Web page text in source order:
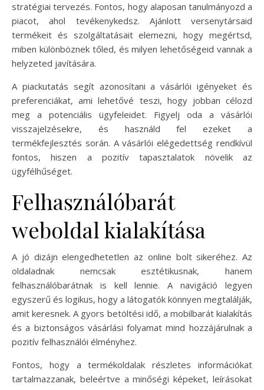
stratégiai tervezés. Fontos, hogy alaposan tanulmányozd a
piacot, ahol tevékenykedsz. Ajánlott versenytársaid
termékeit és szolgáltatásait elemezni, hogy megértsd,
miben különböznek tőled, és milyen lehetőségeid vannak a
helyzeted javítására.
A piackutatás segít azonosítani a vásárlói igényeket és
preferenciákat, ami lehetővé teszi, hogy jobban célozd
meg a potenciális ügyfeleidet. Figyelj oda a vásárlói
visszajelzésekre, és használd fel ezeket a
termékfejlesztés során. A vásárlói elégedettség rendkívül
fontos, hiszen a pozitív tapasztalatok növelik az
ügyfélhűséget.
Felhasználóbarát
weboldal kialakítása
A jó dizájn elengedhetetlen az online bolt sikeréhez. Az
oldaladnak nemcsak esztétikusnak, hanem
felhasználóbarátnak is kell lennie. A navigáció legyen
egyszerű és logikus, hogy a látogatók könnyen megtalálják,
amit keresnek. A gyors betöltési idő, a mobilbarát kialakítás
és a biztonságos vásárlási folyamat mind hozzájárulnak a
pozitív felhasználói élményhez.
Fontos, hogy a termékoldalak részletes információkat
tartalmazzanak, beleértve a minőségi képeket, leírásokat